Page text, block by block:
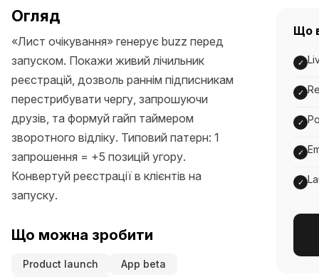
Огляд
«Лист очікування» генерує buzz перед
запуском. Покажи живий лічильник
реєстрацій, дозволь раннім підписникам
перестрибувати чергу, запрошуючи
друзів, та формуй гайп таймером
зворотного відліку. Типовий патерн: 1
запрошення = +5 позицій угору.
Конвертуй реєстрації в клієнтів на
запуску.
Що можна зробити
Product launch
App beta
Що
✓
✓
✓
✓
✓